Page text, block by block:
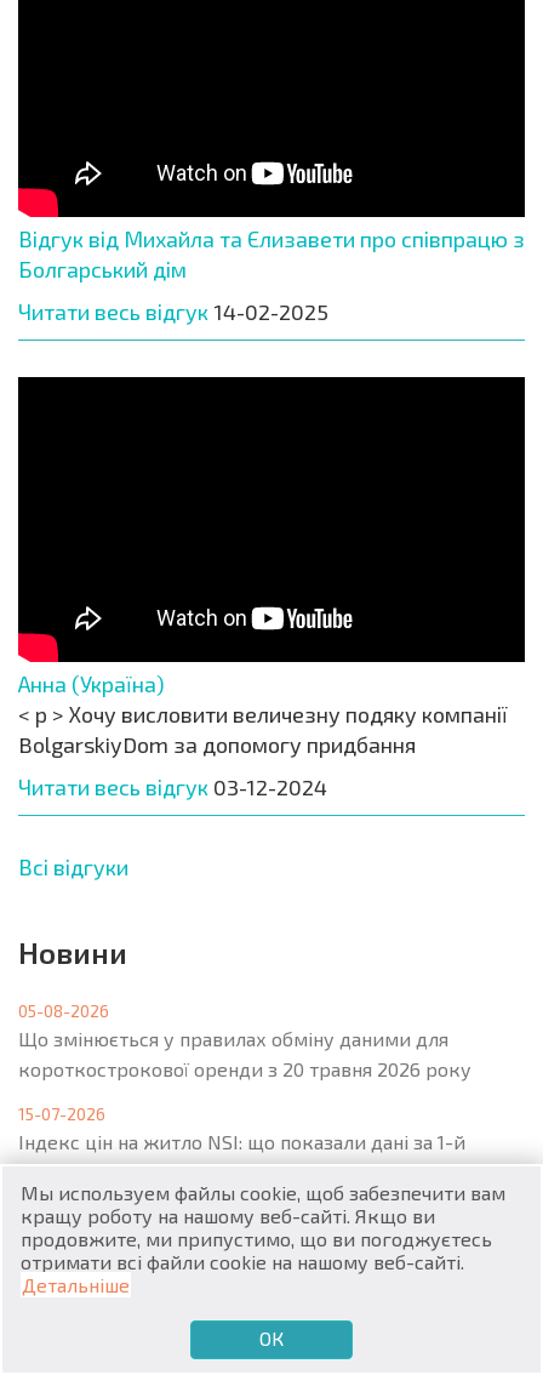
€
$
₽
₴
zł
PL
Відгук від Михайла та Єлизавети про співпрацю з
Болгарський дім
Читати весь відгук 14-02-2025
Анна (Україна)
< p > Хочу висловити величезну подяку компанії
BolgarskiyDom за допомогу придбання
Читати весь відгук 03-12-2024
Всі відгуки
Новини
05-08-2026
Що змінюється у правилах обміну даними для
короткострокової оренди з 20 травня 2026 року
15-07-2026
Індекс цін на житло NSI: що показали дані за 1-й
квартал 2026 року
20-03-2026
Перерозподіл попиту між первинним та вторинним
ринком
У Варні та Бургасі квартири купують на стадії
Мы используем файлы cookie, щоб забезпечити вам
кращу роботу на нашому веб-сайті. Якщо ви
продовжите, ми припустимо, що ви погоджуєтесь
отримати всі файли cookie на нашому веб-сайті.
Детальніше
ОК